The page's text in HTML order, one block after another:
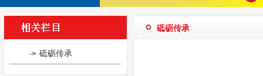
-> 砥砺传承
砥砺传承